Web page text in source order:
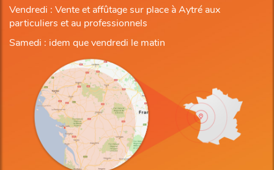
Vendredi : Vente et affûtage sur place à Aytré aux
particuliers et au professionnels
Samedi : idem que vendredi le matin